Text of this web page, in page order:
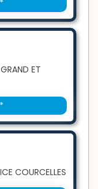
ET
COURCELLES